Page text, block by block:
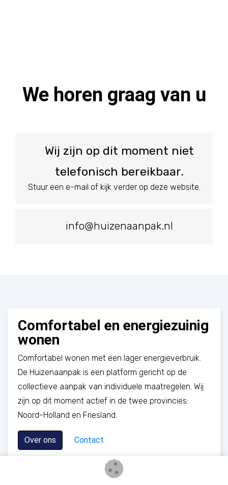
We horen graag van u
Wij zijn op dit moment niet
telefonisch bereikbaar.
Stuur een e-mail of kijk verder op deze website.
info@huizenaanpak.nl
Comfortabel en energiezuinig
wonen
Comfortabel wonen met een lager energieverbruik.
De Huizenaanpak is een platform gericht op de
collectieve aanpak van individuele maatregelen. Wij
zijn op dit moment actief in de twee provincies:
Noord-Holland en Friesland.
Over ons Contact